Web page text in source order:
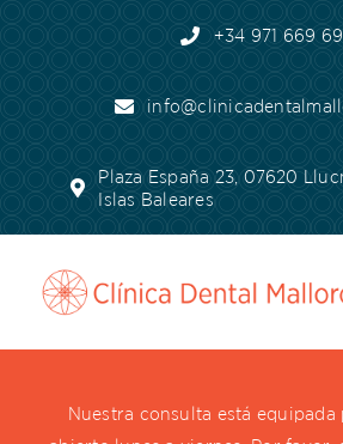
Skip
to
content
+34 971 669
Plaza España 23, 07620
Islas Baleares
Nuestra consulta está equipada